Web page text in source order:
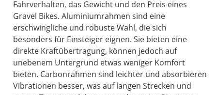
Fahrverhalten, das Gewicht und den Preis eines
Gravel Bikes. Aluminiumrahmen sind eine
erschwingliche und robuste Wahl, die sich
besonders für Einsteiger eignen. Sie bieten eine
direkte Kraftübertragung, können jedoch auf
unebenem Untergrund etwas weniger Komfort
bieten. Carbonrahmen sind leichter und absorbieren
Vibrationen besser, was auf langen Strecken und